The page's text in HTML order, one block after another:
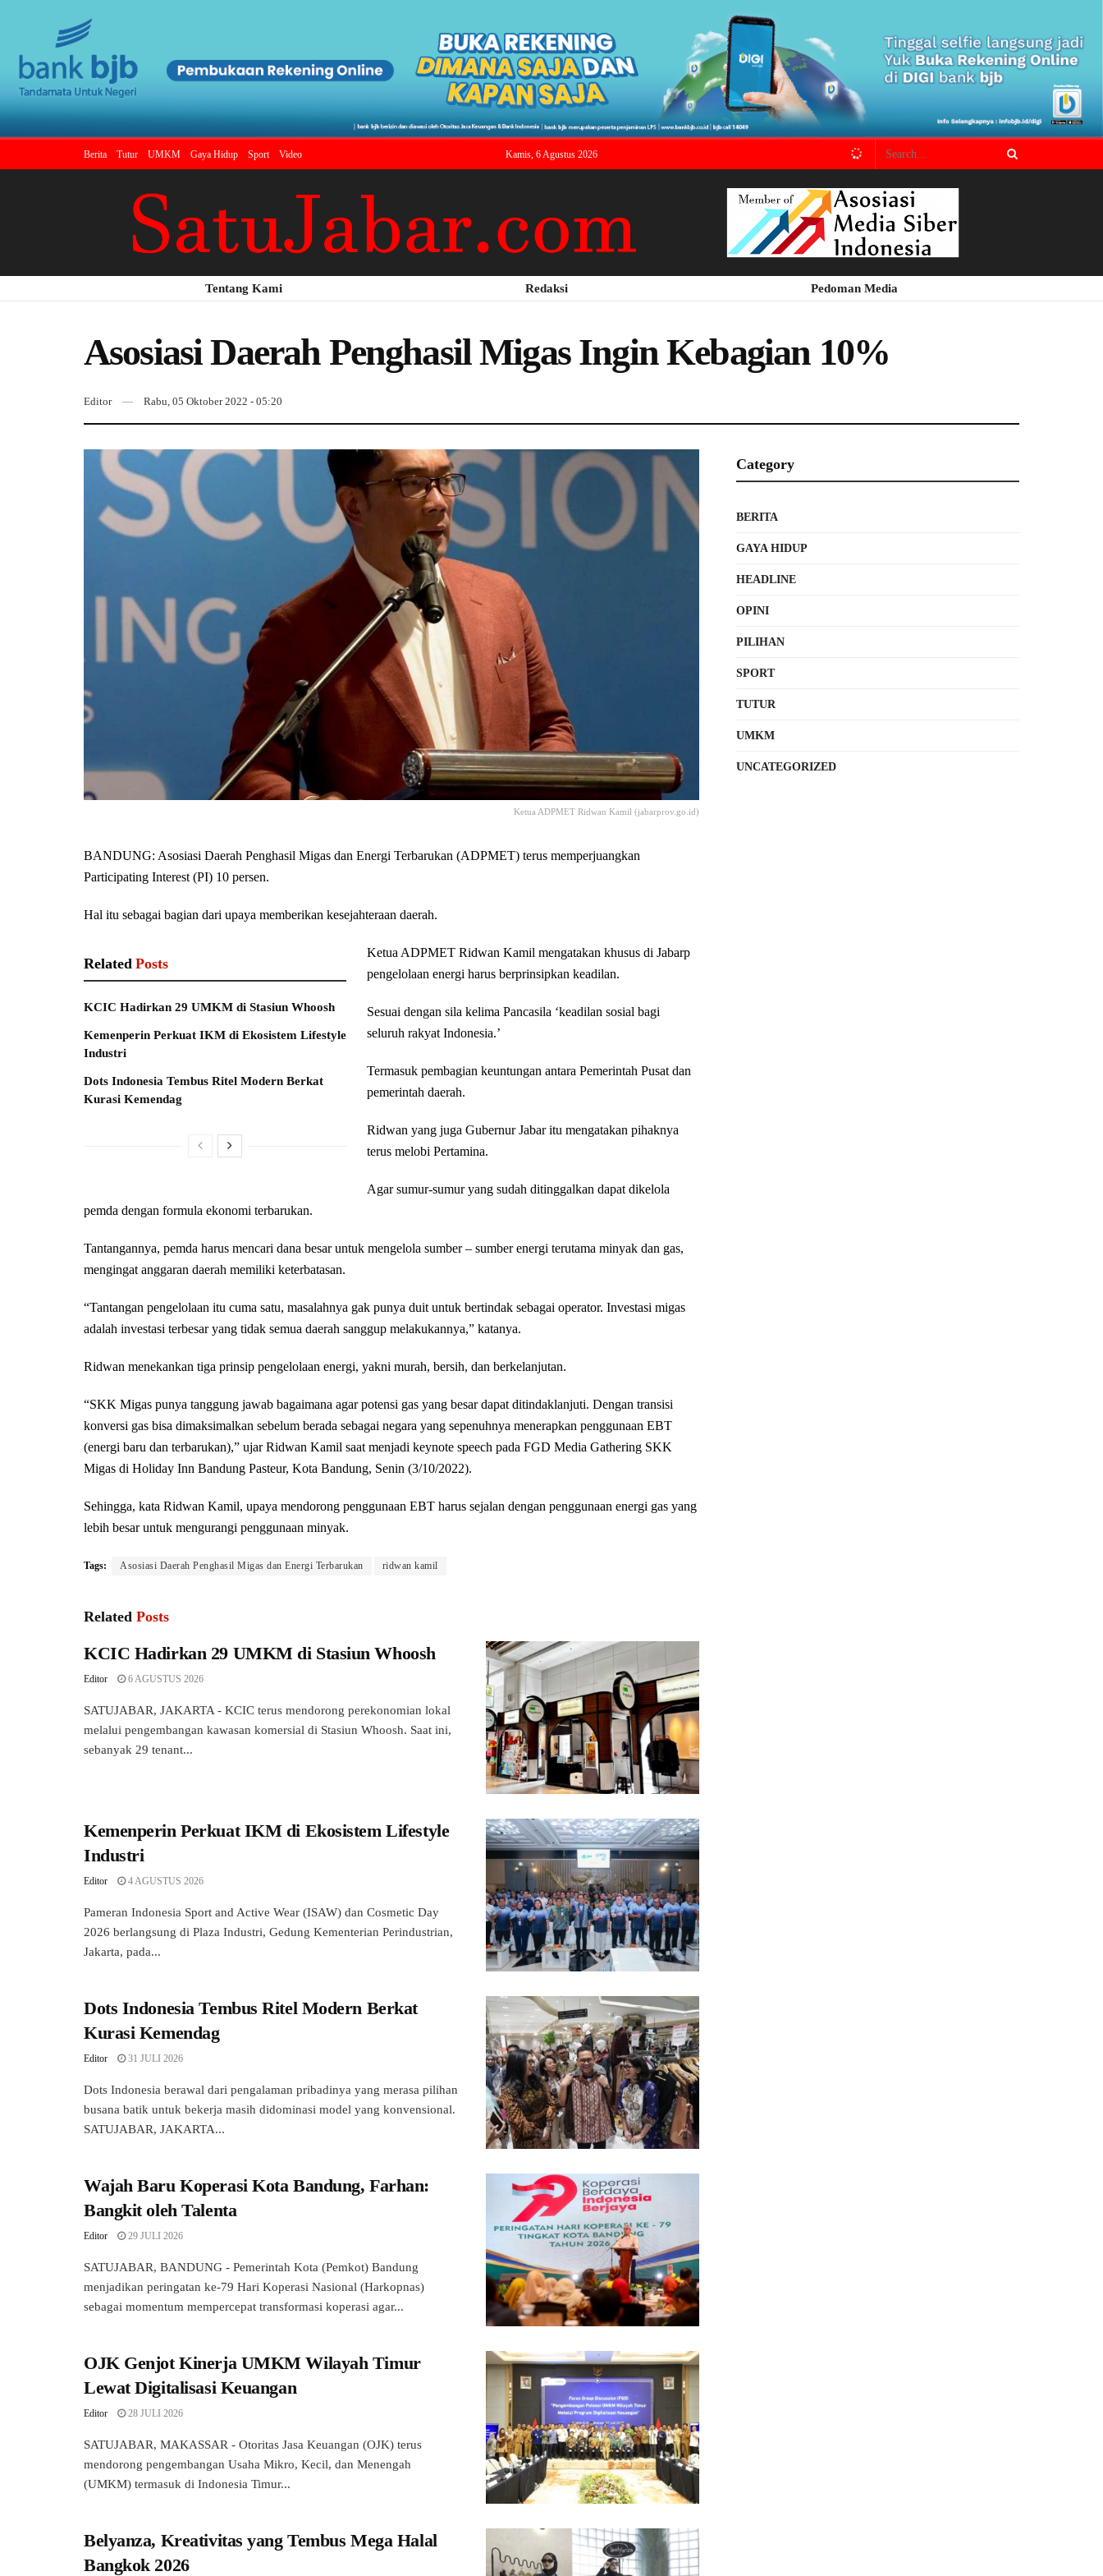
Berita Tutur UMKM Gaya Hidup Sport Video Kamis, 6 Agustus 2026
Tentang Kami Redaksi Pedoman Media
Asosiasi Daerah Penghasil Migas Ingin Kebagian 10%
Editor Rabu, 05 Oktober 2022 - 05:20
Ketua ADPMET Ridwan Kamil (jabarprov.go.id)
BANDUNG: Asosiasi Daerah Penghasil Migas dan Energi Terbarukan (ADPMET) terus memperjuangkan
Participating Interest (PI) 10 persen.
Hal itu sebagai bagian dari upaya memberikan kesejahteraan daerah.
Related Posts
KCIC Hadirkan 29 UMKM di Stasiun Whoosh
Kemenperin Perkuat IKM di Ekosistem Lifestyle
Industri
Dots Indonesia Tembus Ritel Modern Berkat
Kurasi Kemendag
Ketua ADPMET Ridwan Kamil mengatakan khusus di Jabarp
pengelolaan energi harus berprinsipkan keadilan.
Sesuai dengan sila kelima Pancasila ‘keadilan sosial bagi
seluruh rakyat Indonesia.’
Termasuk pembagian keuntungan antara Pemerintah Pusat dan
pemerintah daerah.
Ridwan yang juga Gubernur Jabar itu mengatakan pihaknya
terus melobi Pertamina.
Agar sumur-sumur yang sudah ditinggalkan dapat dikelola
pemda dengan formula ekonomi terbarukan.
Tantangannya, pemda harus mencari dana besar untuk mengelola sumber – sumber energi terutama minyak dan gas,
mengingat anggaran daerah memiliki keterbatasan.
“Tantangan pengelolaan itu cuma satu, masalahnya gak punya duit untuk bertindak sebagai operator. Investasi migas
adalah investasi terbesar yang tidak semua daerah sanggup melakukannya,” katanya.
Ridwan menekankan tiga prinsip pengelolaan energi, yakni murah, bersih, dan berkelanjutan.
“SKK Migas punya tanggung jawab bagaimana agar potensi gas yang besar dapat ditindaklanjuti. Dengan transisi
konversi gas bisa dimaksimalkan sebelum berada sebagai negara yang sepenuhnya menerapkan penggunaan EBT
(energi baru dan terbarukan),” ujar Ridwan Kamil saat menjadi keynote speech pada FGD Media Gathering SKK
Migas di Holiday Inn Bandung Pasteur, Kota Bandung, Senin (3/10/2022).
Sehingga, kata Ridwan Kamil, upaya mendorong penggunaan EBT harus sejalan dengan penggunaan energi gas yang
lebih besar untuk mengurangi penggunaan minyak.
Tags: Asosiasi Daerah Penghasil Migas dan Energi Terbarukan ridwan kamil
Related Posts
KCIC Hadirkan 29 UMKM di Stasiun Whoosh
Editor 6 AGUSTUS 2026
SATUJABAR, JAKARTA - KCIC terus mendorong perekonomian lokal
melalui pengembangan kawasan komersial di Stasiun Whoosh. Saat ini,
sebanyak 29 tenant...
Kemenperin Perkuat IKM di Ekosistem Lifestyle
Industri
Editor 4 AGUSTUS 2026
Pameran Indonesia Sport and Active Wear (ISAW) dan Cosmetic Day
2026 berlangsung di Plaza Industri, Gedung Kementerian Perindustrian,
Jakarta, pada...
Dots Indonesia Tembus Ritel Modern Berkat
Kurasi Kemendag
Editor 31 JULI 2026
Dots Indonesia berawal dari pengalaman pribadinya yang merasa pilihan
busana batik untuk bekerja masih didominasi model yang konvensional.
SATUJABAR, JAKARTA...
Wajah Baru Koperasi Kota Bandung, Farhan:
Bangkit oleh Talenta
Editor 29 JULI 2026
SATUJABAR, BANDUNG - Pemerintah Kota (Pemkot) Bandung
menjadikan peringatan ke-79 Hari Koperasi Nasional (Harkopnas)
sebagai momentum mempercepat transformasi koperasi agar...
OJK Genjot Kinerja UMKM Wilayah Timur
Lewat Digitalisasi Keuangan
Editor 28 JULI 2026
SATUJABAR, MAKASSAR - Otoritas Jasa Keuangan (OJK) terus
mendorong pengembangan Usaha Mikro, Kecil, dan Menengah
(UMKM) termasuk di Indonesia Timur...
Belyanza, Kreativitas yang Tembus Mega Halal
Bangkok 2026
Category
BERITA
GAYA HIDUP
HEADLINE
OPINI
PILIHAN
SPORT
TUTUR
UMKM
UNCATEGORIZED